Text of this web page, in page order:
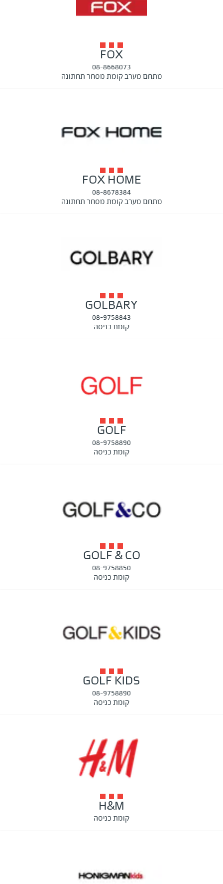
FOX
08-8668073
מתחם מערב קומת מסחר תחתונה
FOX HOME
08-8678384
מתחם מערב קומת מסחר תחתונה
GOLBARY
08-9758843
קומת כניסה
GOLF
08-9758890
קומת כניסה
GOLF & CO
08-9758850
קומת כניסה
GOLF KIDS
08-9758890
קומת כניסה
H&M
קומת כניסה